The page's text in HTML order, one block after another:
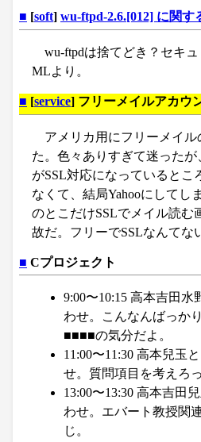
■ [soft] wu-ftpd-2.6.[012] に関す
wu-ftpdは捨てどき？セキ
MLより。
■ [service] フリーメイルアカウ
アメリカ用にフリーメイ
た。色々ありすぎて迷った
がSSL対応になっているとこ
なくて、結局Yahooにしてし
のとこだけSSLでメイル読む
故だ。フリーでSSLなんてな
■ Cプロジェクト
9:00〜10:15 高本吉田
わせ。こんなんばっか
■■■■の気分だよ。
11:00〜11:30 高本兒玉
せ。質問項目を考えろっ
13:00〜13:30 高本吉田
わせ。エバート教授関
じ。